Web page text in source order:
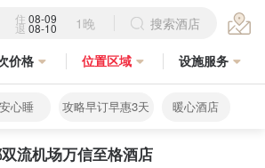
住 08-09
退 08-10 1晚 搜索酒店
价格 位置区域 设施服务
安心睡 攻略早订早惠3天 暖心酒店
流机场万信至格酒店